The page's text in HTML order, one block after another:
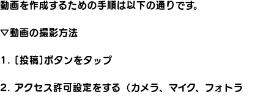
動画を作成するための手順は以下の通りです。
▽動画の撮影方法
1. [投稿]ボタンをタップ
2. アクセス許可設定をする（カメラ、マイク、フォトラ